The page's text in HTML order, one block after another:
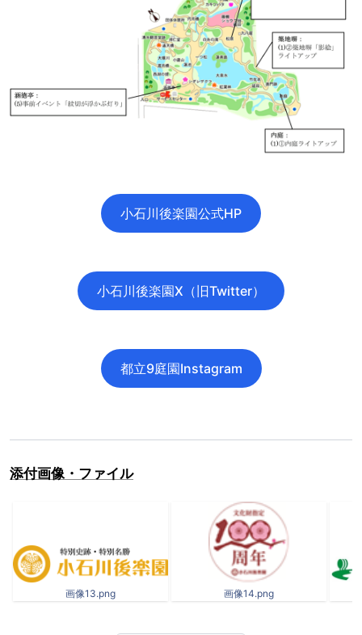
小石川後楽園公式HP
小石川後楽園X（旧Twitter）
都立9庭園Instagram
添付画像・ファイル
画像13.png 画像14.png